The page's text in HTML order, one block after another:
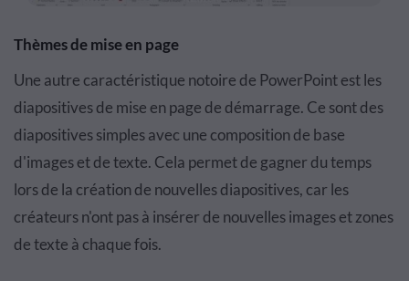
Thèmes de mise en page
Une autre caractéristique notoire de PowerPoint est les
diapositives de mise en page de démarrage. Ce sont des
diapositives simples avec une composition de base
d'images et de texte. Cela permet de gagner du temps
lors de la création de nouvelles diapositives, car les
créateurs n'ont pas à insérer de nouvelles images et zones
de texte à chaque fois.